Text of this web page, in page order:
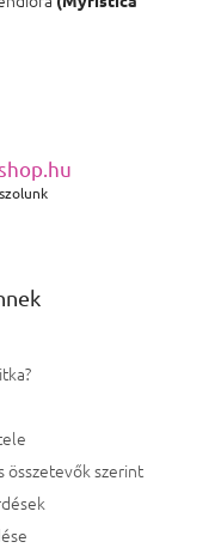
összetevők szerint